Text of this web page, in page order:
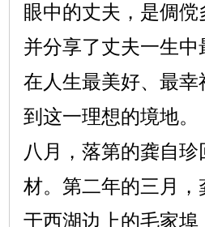
眼中的丈夫，是倜
并分享了丈夫一生中
在人生最美好、最
到这一理想的境地。
八月，落第的龚自
材。第二年的三月
于西湖边上的毛家